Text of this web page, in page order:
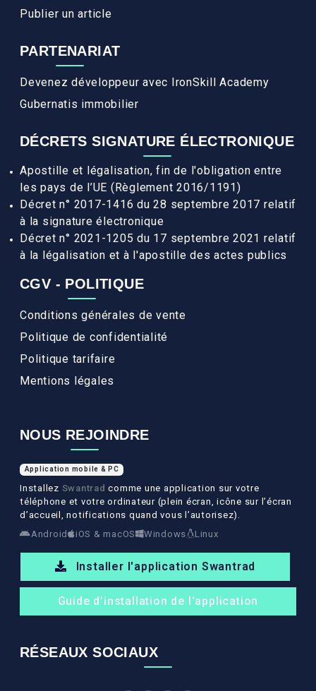
Publier un article
PARTENARIAT
Devenez développeur avec IronSkill Academy
Gubernatis immobilier
DÉCRETS SIGNATURE ÉLECTRONIQUE
Apostille et légalisation, fin de l'obligation entre
les pays de l’UE (Règlement 2016/1191)
Décret n° 2017-1416 du 28 septembre 2017 relatif
à la signature électronique
Décret n° 2021-1205 du 17 septembre 2021 relatif
à la légalisation et à l'apostille des actes publics
CGV - POLITIQUE
Conditions générales de vente
Politique de confidentialité
Politique tarifaire
Mentions légales
NOUS REJOINDRE
Application mobile & PC
Installez Swantrad comme une application sur votre
téléphone et votre ordinateur (plein écran, icône sur l’écran
d’accueil, notifications quand vous l’autorisez).
Android
iOS & macOS Windows Linux
Installer l'application Swantrad
Guide d’installation de l'application
RÉSEAUX SOCIAUX